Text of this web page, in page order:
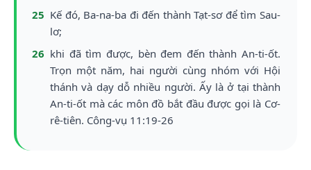
25 Kế đó, Ba-na-ba đi đến thành Tạt-sơ để tìm Sau-
lơ;
26 khi đã tìm được, bèn đem đến thành An-ti-ốt.
Trọn một năm, hai người cùng nhóm với Hội
thánh và dạy dỗ nhiều người. Ấy là ở tại thành
An-ti-ốt mà các môn đồ bắt đầu được gọi là Cơ-
rê-tiên. Công-vụ 11:19-26